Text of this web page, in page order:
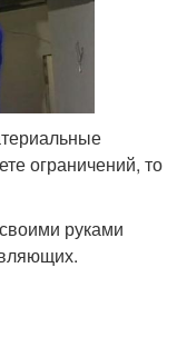
ограничений, то
руками